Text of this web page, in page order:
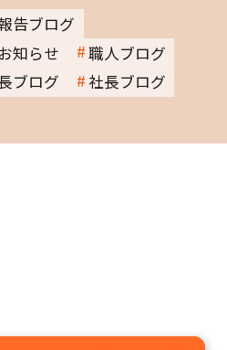
告ブログ
知らせ
職人ブログ
ブログ
社長ブログ